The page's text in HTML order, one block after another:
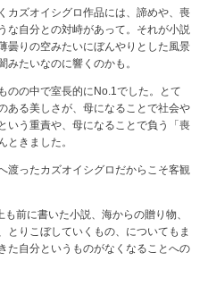
カズオイシグロ作品には、諦めや、喪
な自分との対峙があって。それが小説
曇りの空みたいにぼんやりとした風景
たいなのに響くのかも。
のの中で室長的にNo.1でした。とて
ある美しさが、母になることで社会や
いう重責や、母になることで負う「喪
ときました。
渡ったカズオイシグロだからこそ客観
前に書いた小説、海からの贈り物、
とりこぼしていくもの、についてもま
た自分というものがなくなることへの